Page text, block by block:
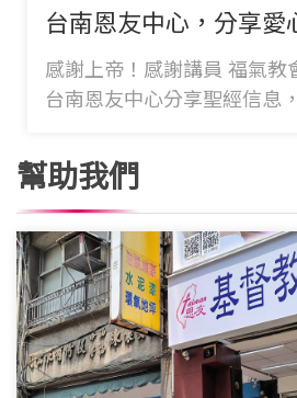
台南恩友中心，分享愛
感謝上帝！感謝講員 福氣教
台南恩友中心分享聖經信息
各位愛
幫助我們